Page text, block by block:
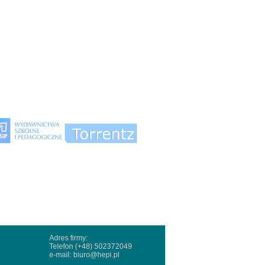
Adres firmy:
Telefon (+48) 502372049
e-mail: biuro@hepi.pl